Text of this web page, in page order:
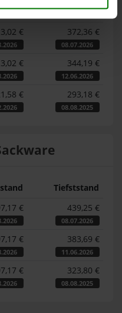
Tiefststand
€ 372,36 €
08.07.2026
€ 344,19 €
12.06.2026
€ 293,18 €
08.08.2025
Tiefststand
€ 439,25 €
08.07.2026
€ 383,69 €
11.06.2026
€ 323,80 €
08.08.2025